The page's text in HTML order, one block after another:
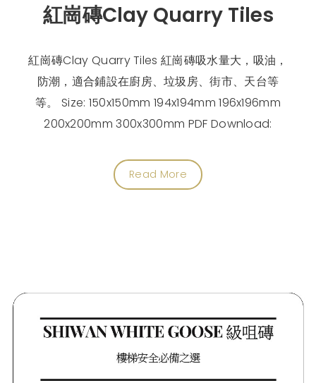
紅崗磚Clay Quarry Tiles
紅崗磚Clay Quarry Tiles 紅崗磚吸水量大，吸油，
防潮，適合鋪設在廚房、垃圾房、街市、天台等
等。 Size: 150x150mm 194x194mm 196x196mm
200x200mm 300x300mm PDF Download:
Read More